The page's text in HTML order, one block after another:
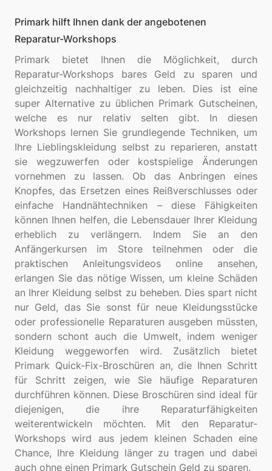
Primark hilft Ihnen dank der angebotenen
Reparatur-Workshops
Primark bietet Ihnen die Möglichkeit, durch
Reparatur-Workshops bares Geld zu sparen und
gleichzeitig nachhaltiger zu leben. Dies ist eine
super Alternative zu üblichen Primark Gutscheinen,
welche es nur relativ selten gibt. In diesen
Workshops lernen Sie grundlegende Techniken, um
Ihre Lieblingskleidung selbst zu reparieren, anstatt
sie wegzuwerfen oder kostspielige Änderungen
vornehmen zu lassen. Ob das Anbringen eines
Knopfes, das Ersetzen eines Reißverschlusses oder
einfache Handnähtechniken – diese Fähigkeiten
können Ihnen helfen, die Lebensdauer Ihrer Kleidung
erheblich zu verlängern. Indem Sie an den
Anfängerkursen im Store teilnehmen oder die
praktischen Anleitungsvideos online ansehen,
erlangen Sie das nötige Wissen, um kleine Schäden
an Ihrer Kleidung selbst zu beheben. Dies spart nicht
nur Geld, das Sie sonst für neue Kleidungsstücke
oder professionelle Reparaturen ausgeben müssten,
sondern schont auch die Umwelt, indem weniger
Kleidung weggeworfen wird. Zusätzlich bietet
Primark Quick-Fix-Broschüren an, die Ihnen Schritt
für Schritt zeigen, wie Sie häufige Reparaturen
durchführen können. Diese Broschüren sind ideal für
diejenigen, die ihre Reparaturfähigkeiten
weiterentwickeln möchten. Mit den Reparatur-
Workshops wird aus jedem kleinen Schaden eine
Chance, Ihre Kleidung länger zu tragen und dabei